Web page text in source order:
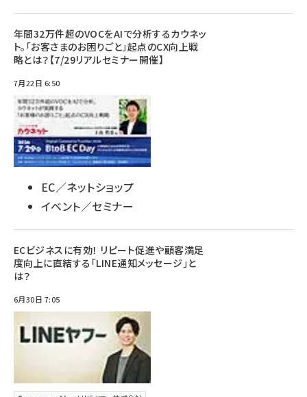
年間32万件超のVOCをAIで分析するカウネッ
ト。「お客さまのお困りごと」起点のCX向上戦
略とは？【7/29リアルセミナー開催】
7月22日 6:50
EC／ネットショップ
イベント／セミナー
ECビジネスに有効！ リピート促進や顧客満足
度向上に直結する「LINE通知メッセージ」と
は？
6月30日 7:05